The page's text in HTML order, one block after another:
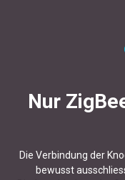
Nur
Die Verbindung der
bewusst